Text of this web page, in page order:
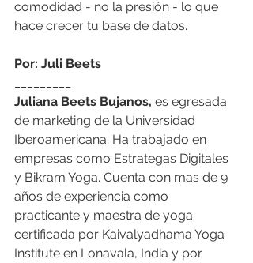
comodidad - no la presión - lo que
hace crecer tu base de datos.
Por: Juli Beets
Juliana Beets Bujanos, es egresada
de marketing de la Universidad
Iberoamericana. Ha trabajado en
empresas como Estrategas Digitales
y Bikram Yoga. Cuenta con mas de 9
años de experiencia como
practicante y maestra de yoga
certificada por Kaivalyadhama Yoga
Institute en Lonavala, India y por